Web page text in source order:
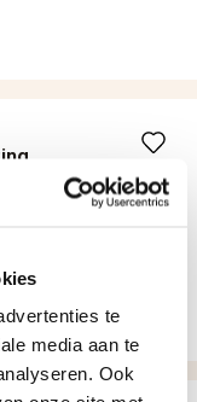
te
media aan te
Ook
van een edelsmid!